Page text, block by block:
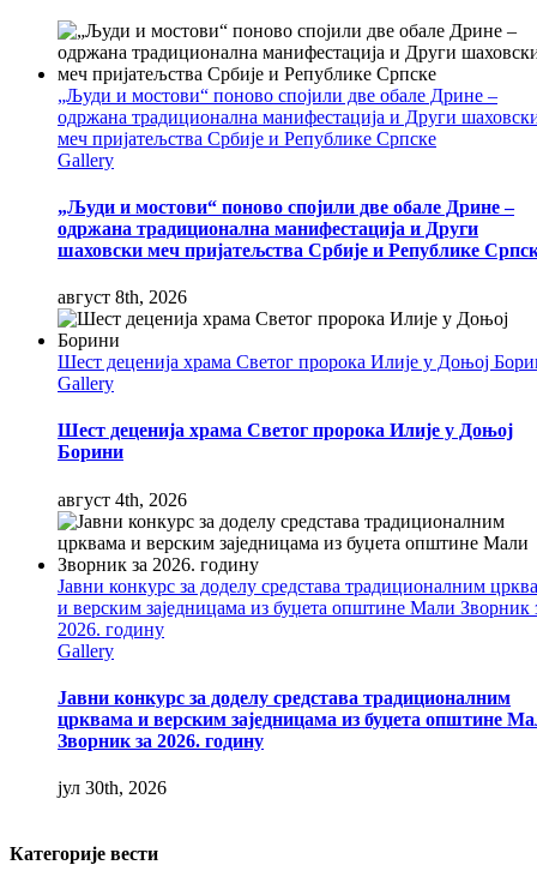
„Људи и мостови“ поново спојили две обале Дрине –
одржана традиционална манифестација и Други
меч пријатељства Србије и Републике Српске
Gallery
„Људи и мостови“ поново спојили две обале Дрине –
одржана традиционална манифестација и Други
шаховски меч пријатељства Србије и Републике
август 8th, 2026
Шест деценија храма Светог пророка Илије у Доњој
Gallery
Шест деценија храма Светог пророка Илије у Доњој
Борини
август 4th, 2026
Јавни конкурс за доделу средстава традиционалним
и верским заједницама из буџета општине Мали Зворник
2026. годину
Gallery
Јавни конкурс за доделу средстава традиционалним
црквама и верским заједницама из буџета општине
Зворник за 2026. годину
јул 30th, 2026
Категорије вести